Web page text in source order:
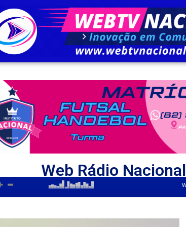
Web Rádio Nacional